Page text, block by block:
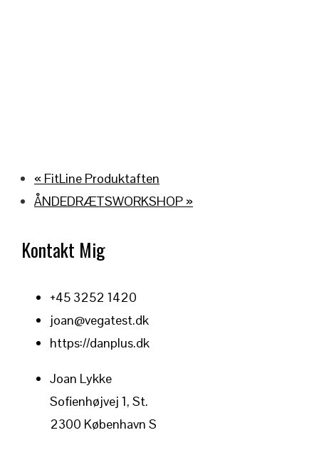
« FitLine Produktaften
ÅNDEDRÆTSWORKSHOP »
Kontakt Mig
+45 3252 1420
joan@vegatest.dk
https://danplus.dk
Joan Lykke
Sofienhøjvej 1, St.
2300 København S